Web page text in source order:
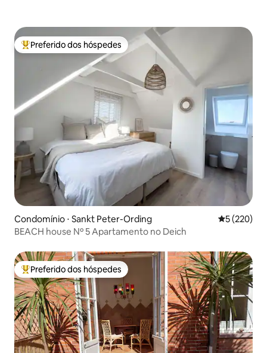
Entre os melhores preferidos dos hóspedes
Preferido dos hóspedes
Condomínio ⋅ Sankt Peter-Ording 5 de uma
5 (220)
BEACH house Nº 5 Apartamento no Deich
Entre os melhores preferidos dos hóspedes
Preferido dos hóspedes